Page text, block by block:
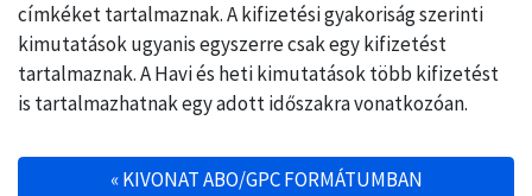
címkéket tartalmaznak. A kifizetési gyakoriság szerinti
kimutatások ugyanis egyszerre csak egy kifizetést
tartalmaznak. A Havi és heti kimutatások több kifizetést
is tartalmazhatnak egy adott időszakra vonatkozóan.
«KIVONAT ABO/GPC FORMÁTUMBAN